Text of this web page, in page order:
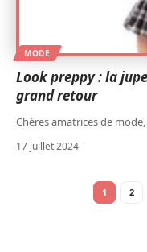
MODE
Look preppy : la
grand retour
Chères amatrices de
17 juillet 2024
1 2